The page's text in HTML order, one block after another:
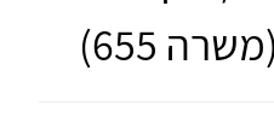
655)